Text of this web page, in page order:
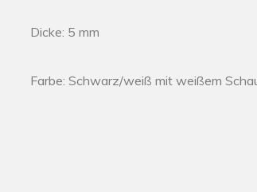
Dicke: 5 mm
Farbe: Schwarz/weiß mit weißem